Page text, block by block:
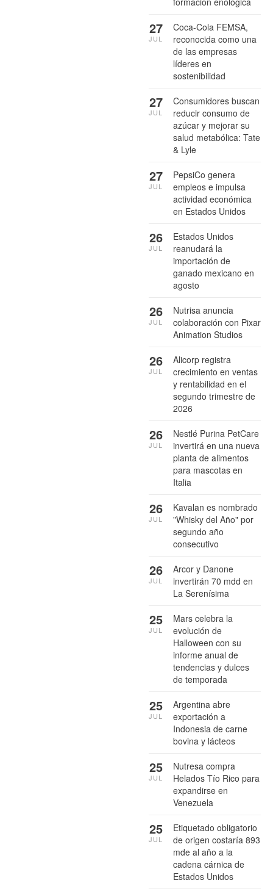
Coca-Cola FEMSA,
reconocida como una
de las empresas
líderes en
sostenibilidad
27
JUL
Consumidores buscan
reducir consumo de
azúcar y mejorar su
salud metabólica: Tate
& Lyle
27
JUL
PepsiCo genera
empleos e impulsa
actividad económica
en Estados Unidos
27
JUL
Estados Unidos
reanudará la
importación de
ganado mexicano en
agosto
26
JUL
Nutrisa anuncia
colaboración con Pixar
Animation Studios
26
JUL
Alicorp registra
crecimiento en ventas
y rentabilidad en el
segundo trimestre de
2026
26
JUL
Nestlé Purina PetCare
invertirá en una nueva
planta de alimentos
para mascotas en
Italia
26
JUL
Kavalan es nombrado
"Whisky del Año" por
segundo año
consecutivo
26
JUL
Arcor y Danone
invertirán 70 mdd en
La Serenísima
26
JUL
Mars celebra la
evolución de
Halloween con su
informe anual de
tendencias y dulces
de temporada
25
JUL
Argentina abre
exportación a
Indonesia de carne
bovina y lácteos
25
JUL
Nutresa compra
Helados Tío Rico para
expandirse en
Venezuela
25
JUL
Etiquetado obligatorio
de origen costaría 893
mde al año a la
cadena cárnica de
Estados Unidos
25
JUL